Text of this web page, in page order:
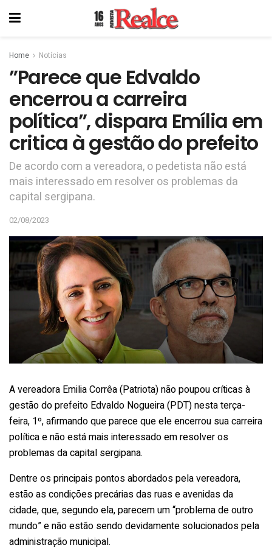
Home Notícias
”Parece que Edvaldo
encerrou a carreira
política”, dispara Emília em
critica à gestão do prefeito
De acordo com a vereadora, o pedetista não está
mais interessado em resolver os problemas da
capital sergipana.
02/08/2023
A vereadora Emilia Corrêa (Patriota) não poupou críticas à
gestão do prefeito Edvaldo Nogueira (PDT) nesta terça-
feira, 1º, afirmando que parece que ele encerrou sua carreira
política e não está mais interessado em resolver os
problemas da capital sergipana.
Dentre os principais pontos abordados pela vereadora,
estão as condições precárias das ruas e avenidas da
cidade, que, segundo ela, parecem um “problema de outro
mundo” e não estão sendo devidamente solucionados pela
administração municipal.